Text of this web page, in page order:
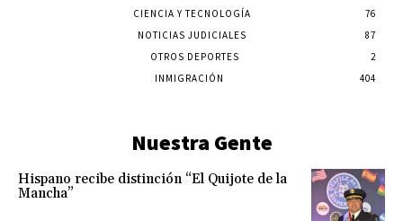
CIENCIA Y TECNOLOGÍA
76
NOTICIAS JUDICIALES
87
OTROS DEPORTES
2
INMIGRACIÓN
404
Nuestra Gente
Hispano recibe distinción “El Quijote de la
Mancha”